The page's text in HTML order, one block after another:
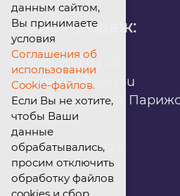
Офис продаж:
infomarket@ilan.su
г. Красноярск, ул.
помещ. 302
ИНН: 2465263327
данным сайтом,
Вы принимаете
условия
Соглашения об
использовании
Cookie-файлов.
Если Вы не хотите,
чтобы Ваши
данные
обрабатывались,
просим отключить
обработку файлов